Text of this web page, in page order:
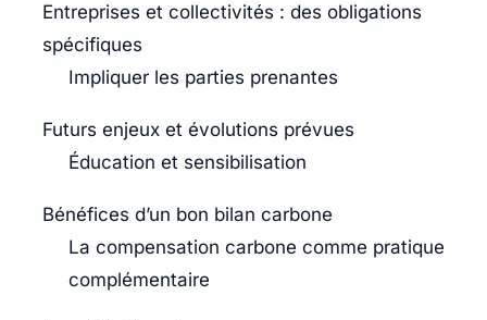
Entreprises et collectivités : des obligations
spécifiques
Impliquer les parties prenantes
Futurs enjeux et évolutions prévues
Éducation et sensibilisation
Bénéfices d’un bon bilan carbone
La compensation carbone comme pratique
complémentaire